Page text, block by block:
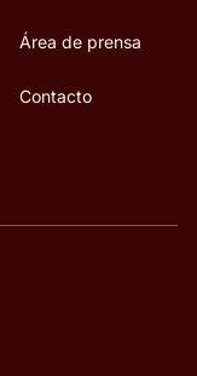
Área de prensa
Contacto